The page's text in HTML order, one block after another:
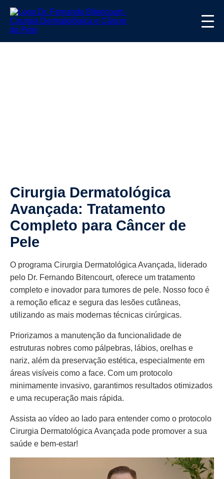
Cirurgia Dermatológica
Avançada: Tratamento
Completo para Câncer de
Pele
O programa Cirurgia Dermatológica Avançada, liderado
pelo Dr. Fernando Bitencourt, oferece um tratamento
completo e inovador para tumores de pele. Nosso foco é
a remoção eficaz e segura das lesões cutâneas,
utilizando as mais modernas técnicas cirúrgicas.
Priorizamos a manutenção da funcionalidade de
estruturas nobres como pálpebras, lábios, orelhas e
nariz, além da preservação estética, especialmente em
áreas visíveis como a face. Com um protocolo
minimamente invasivo, garantimos resultados otimizados
e uma recuperação mais rápida.
Assista ao vídeo ao lado para entender como o protocolo
Cirurgia Dermatológica Avançada pode promover a sua
saúde e bem-estar!